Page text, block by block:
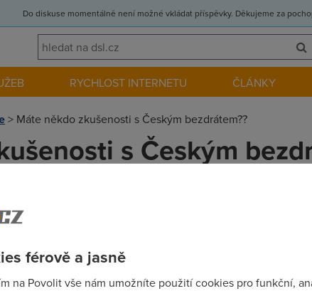
Do diskuse momentálně není možné vkládat příspěvky. Děkujeme za
RYCHLOST INTERNETU ČLÁNKY
> Máte někdo zkušenosti s Českým bezdrátem??
s Českým
a uvazuji o Českem bezdratu. Potrebuji neco bez
Diky
férově a jasně
na Povolit vše nám umožníte použití cookies pro funkční,